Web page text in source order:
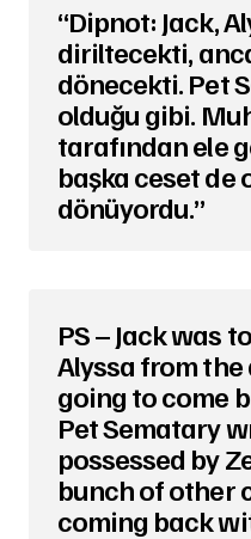
“Dipnot: Jack,
diriltecekti,
dönecekti. Pet
olduğu gibi.
tarafından ele
başka ceset de
dönüyordu.”
PS – Jack was
Alyssa from the
going to come
Pet Sematary
possessed by
bunch of other
coming back